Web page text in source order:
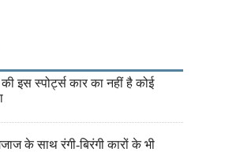
इस स्पोर्ट्स कार का नहीं है कोई
के साथ रंगी-बिरंगी कारों के भी